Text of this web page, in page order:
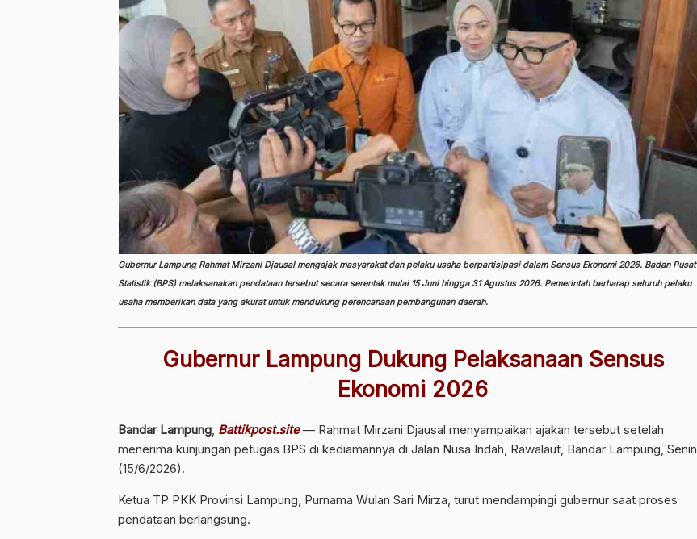
Gubernur Lampung Rahmat Mirzani Djausal mengajak masyarakat dan pelaku usaha berpartisipasi dalam Sensus Ekonomi 2026. Badan Pusat
Statistik (BPS) melaksanakan pendataan tersebut secara serentak mulai 15 Juni hingga 31 Agustus 2026. Pemerintah berharap seluruh pelaku
usaha memberikan data yang akurat untuk mendukung perencanaan pembangunan daerah.
Gubernur Lampung Dukung Pelaksanaan Sensus
Ekonomi 2026
Bandar Lampung, Battikpost.site— Rahmat Mirzani Djausal menyampaikan ajakan tersebut setelah
menerima kunjungan petugas BPS di kediamannya di Jalan Nusa Indah, Rawalaut, Bandar Lampung, Senin
(15/6/2026).
Ketua TP PKK Provinsi Lampung, Purnama Wulan Sari Mirza, turut mendampingi gubernur saat proses
pendataan berlangsung.